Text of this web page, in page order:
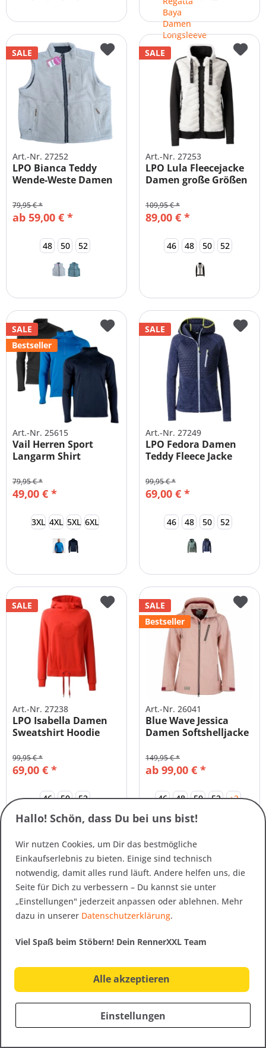
SALE
Art.-Nr. 27252
LPO Bianca Teddy
Wende-Weste Damen
ab 59,00 € *
79,95 € *
48 50 52
SALE
Art.-Nr. 27253
LPO Lula Fleecejacke
Damen große Größen
89,00 € *
109,95 € *
46 48 50 52
SALE
Bestseller
Art.-Nr. 25615
Vail Herren Sport
Langarm Shirt
49,00 € *
79,95 € *
3XL 4XL 5XL 6XL
SALE
Art.-Nr. 27249
LPO Fedora Damen
Teddy Fleece Jacke
69,00 € *
99,95 € *
46 48 50 52
SALE
Art.-Nr. 27238
LPO Isabella Damen
Sweatshirt Hoodie
69,00 € *
99,95 € *
46 50 52
SALE
Bestseller
Art.-Nr. 26041
Blue Wave Jessica
Damen Softshelljacke
ab 99,00 € *
149,95 € *
46 48 50 52 +2
SALE
Art.-Nr. 19866
Extreme - lange
SALE
Art.-Nr. 19678
KURZGRÖßEN
Hallo! Schön, dass Du bei uns bist!
Wir nutzen Cookies, um Dir das bestmögliche
Einkaufserlebnis zu bieten. Einige sind technisch
notwendig, damit alles rund läuft. Andere helfen uns, die
Seite für Dich zu verbessern – Du kannst sie unter
„Einstellungen" jederzeit anpassen oder ablehnen. Mehr
dazu in unserer Datenschutzerklärung.
Viel Spaß beim Stöbern! Dein RennerXXL Team
Alle akzeptieren
Einstellungen